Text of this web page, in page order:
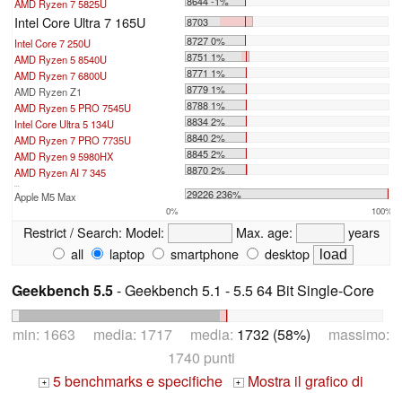
AMD Ryzen 7 5825U
Intel Core Ultra 7 165U
8703
Intel Core 7 250U
8727 0%
AMD Ryzen 5 8540U
8751 1%
AMD Ryzen 7 6800U
8771 1%
AMD Ryzen Z1
8779 1%
AMD Ryzen 5 PRO 7545U
8788 1%
Intel Core Ultra 5 134U
8834 2%
AMD Ryzen 7 PRO 7735U
8840 2%
AMD Ryzen 9 5980HX
8845 2%
AMD Ryzen AI 7 345
8870 2%
...
Apple M5 Max 29226 236%
0% 100%
Restrict / Search: Model: Max. age:
years
all
laptop smartphone desktop
Geekbench 5.5- Geekbench 5.1 - 5.5 64 Bit Single-Core
min: 1663 media: 1717 media: 1732 (58%) massimo:
1740 punti
+ 5 benchmarks e specifiche + Mostra il grafico di